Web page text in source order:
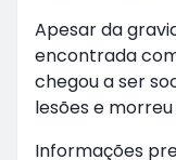
Apesar da
encontrada
chegou a ser
lesões e
Informações